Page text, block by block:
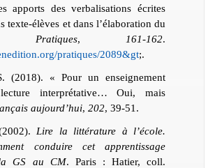
apports des verbalisations écrites
texte-élèves et dans l’élaboration du
Pratiques,161-162.
pratiques/2089&gt;.
(2018). « Pour un enseignement
interprétative… Oui, mais
aujourd’hui, 202, 39-51.
Lire la littérature à l’école.
conduire cet apprentissage
GS au CM. Paris : Hatier, coll.